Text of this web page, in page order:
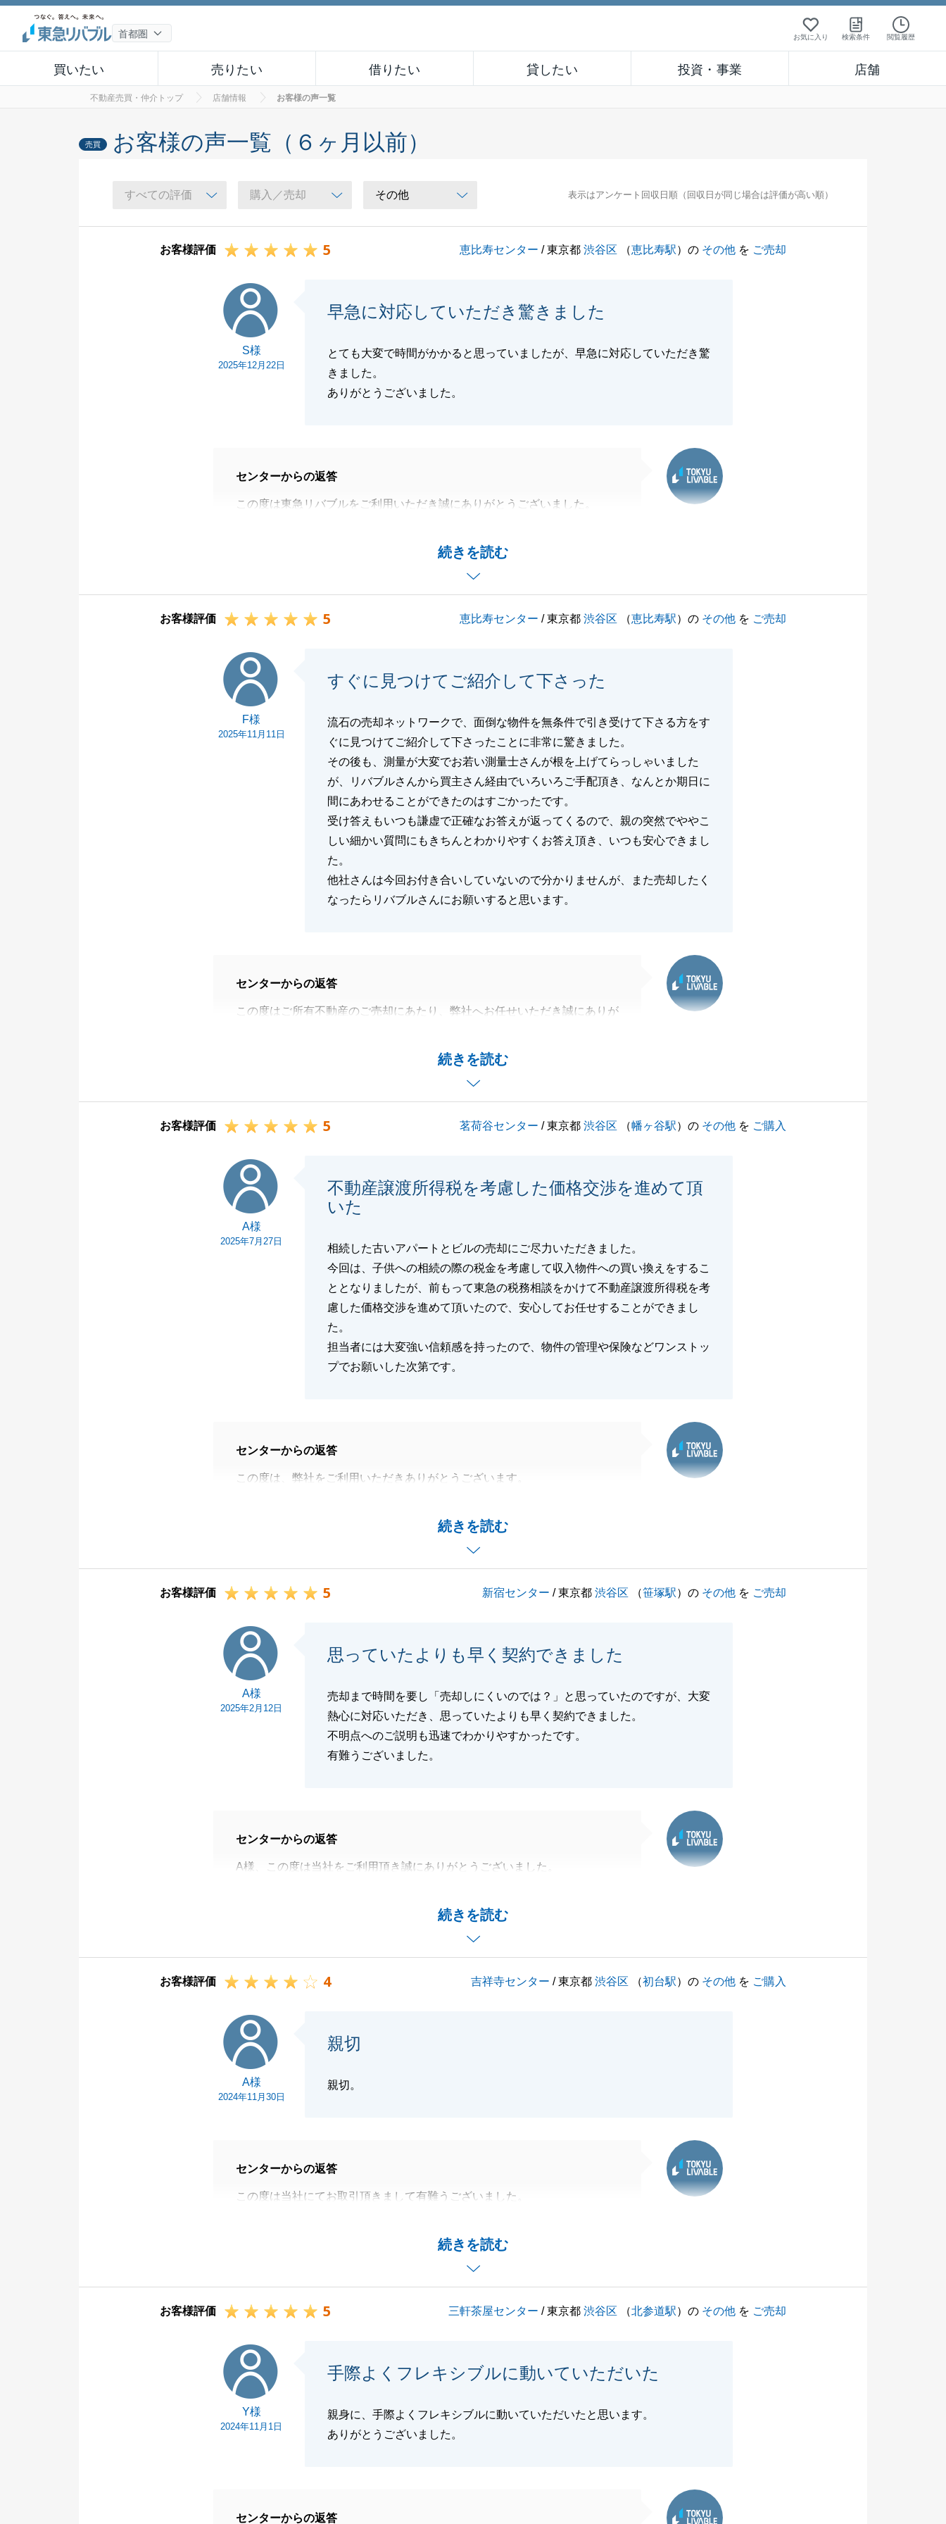
お気に入り 検索条件 閲覧履歴
買いたい 売りたい 借りたい 貸したい 投資・事業 店舗
不動産売買・仲介トップ 店舗情報 お客様の声一覧
売買 お客様の声一覧（６ヶ月以前）
表示はアンケート回収日順（回収日が同じ場合は評価が高い順）
お客様評価 5 恵比寿センター / 東京都渋谷区 （恵比寿駅）の その他 を ご売却
S様
2025年12月22日
早急に対応していただき驚きました
とても大変で時間がかかると思っていましたが、早急に対応していただき驚
きました。
ありがとうございました。
続きを読む
センターからの返答
この度は東急リバブルをご利用いただき誠にありがとうございました。
また、Ｓ様におかれましても、弊社からのお願い事項に対し、迅速に対応を
してくださったこと、大変感謝をしております。
いいたします。
お客様評価 5 恵比寿センター / 東京都渋谷区 （恵比寿駅）の その他 を ご売却
F様
2025年11月11日
すぐに見つけてご紹介して下さった
流石の売却ネットワークで、面倒な物件を無条件で引き受けて下さる方をす
ぐに見つけてご紹介して下さったことに非常に驚きました。
その後も、測量が大変でお若い測量士さんが根を上げてらっしゃいました
が、リバブルさんから買主さん経由でいろいろご手配頂き、なんとか期日に
間にあわせることができたのはすごかったです。
受け答えもいつも謙虚で正確なお答えが返ってくるので、親の突然でややこ
しい細かい質問にもきちんとわかりやすくお答え頂き、いつも安心できまし
た。
他社さんは今回お付き合いしていないので分かりませんが、また売却したく
なったらリバブルさんにお願いすると思います。
続きを読む
センターからの返答
この度はご所有不動産のご売却にあたり、弊社へお任せいただき誠にありが
最初にご家族にて来店を頂きました際にはお困りのご様子でしたので、売却
のお力になれたことを非常に嬉しく感じております。
また、Ｆ様には測量作業を進めていく中で何度もご協力を頂きました。
かったですが、いつも快く迅速にご対応いただき、私も大変感謝しておりま
購入の面でもお力になれるよう、引き続き社内で連携を行いご提案させてい
ただきます。
今後ともどうぞよろしくお願いいたします。
閉じる
お客様評価 5 茗荷谷センター / 東京都渋谷区 （幡ヶ谷駅）の その他 を ご購入
A様
2025年7月27日
不動産譲渡所得税を考慮した価格交渉を進めて頂
いた
相続した古いアパートとビルの売却にご尽力いただきました。
今回は、子供への相続の際の税金を考慮して収入物件への買い換えをするこ
ととなりましたが、前もって東急の税務相談をかけて不動産譲渡所得税を考
慮した価格交渉を進めて頂いたので、安心してお任せすることができまし
た。
担当者には大変強い信頼感を持ったので、物件の管理や保険などワンストッ
プでお願いした次第です。
続きを読む
センターからの返答
この度は、弊社をご利用いただきありがとうございます。
賃貸管理につきましても弊社のグループ力を活かしてお役に立てましたこと
お客様評価 5 新宿センター / 東京都渋谷区 （笹塚駅）の その他 を ご売却
A様
2025年2月12日
思っていたよりも早く契約できました
売却まで時間を要し「売却しにくいのでは？」と思っていたのですが、大変
熱心に対応いただき、思っていたよりも早く契約できました。
不明点へのご説明も迅速でわかりやすかったです。
有難うございました。
続きを読む
センターからの返答
A様、この度は当社をご利用頂き誠にありがとうございました。
に運ぶことができ、大変うれしく思っております。
今後も不動産のご相談があれば是非当社をご利用ください。
お客様評価 4 吉祥寺センター / 東京都渋谷区 （初台駅）の その他 を ご購入
A様
2024年11月30日
親切
親切。
続きを読む
センターからの返答
この度は当社にてお取引頂きまして有難うございました。
現在また購入のお手伝いをさせて頂いておりますので、より良いお取引を目
お客様評価 5 三軒茶屋センター / 東京都渋谷区 （北参道駅）の その他 を ご売却
Y様
2024年11月1日
手際よくフレキシブルに動いていただいた
親身に、手際よくフレキシブルに動いていただいたと思います。
ありがとうございました。
センターからの返答